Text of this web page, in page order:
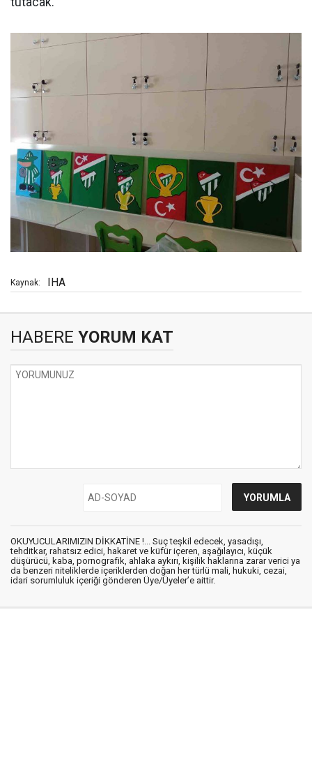
Kaynak: IHA
HABERE YORUM KAT
OKUYUCULARIMIZIN DİKKATİNE !... Suç teşkil edecek, yasadışı,
tehditkar, rahatsız edici, hakaret ve küfür içeren, aşağılayıcı, küçük
düşürücü, kaba, pornografik, ahlaka aykırı, kişilik haklarına zarar verici ya
da benzeri niteliklerde içeriklerden doğan her türlü mali, hukuki, cezai,
idari sorumluluk içeriği gönderen Üye/Üyeler’e aittir.